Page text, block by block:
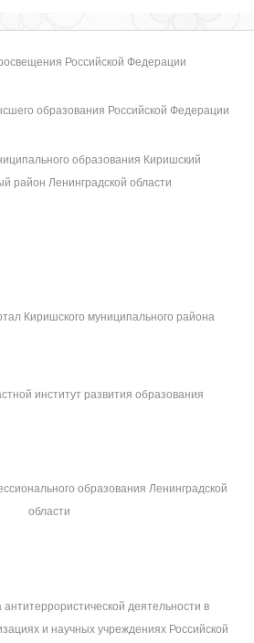
Российской Федерации
образования Российской Федерации
образования Киришский
район Ленинградской области
Киришского муниципального района
институт развития образования
образования Ленинградской
области
антитеррористической деятельности в
и научных учреждениях Российской